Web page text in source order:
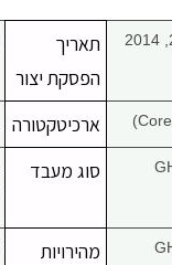
תאריך
הפסקת יצור
ארכיטקטורה
סוג מעבד
מהירויות